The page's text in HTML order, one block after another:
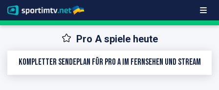
Pro A spiele heute
Kompletter Sendeplan für Pro A im Fernsehen und Stream